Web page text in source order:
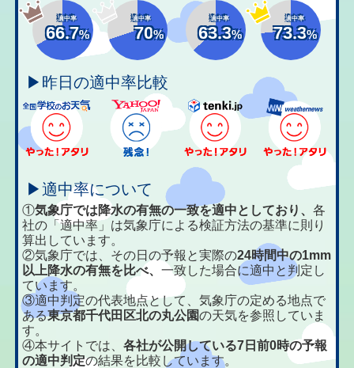
適中率
66.7%
適中率
70%
適中率
63.3%
適中率
73.3%
▶昨日の適中率比較
▶適中率について
①気象庁では降水の有無の一致を適中としており、各
社の「適中率」は気象庁による検証方法の基準に則り
算出しています。
②気象庁では、その日の予報と実際の24時間中の1mm
以上降水の有無を比べ、一致した場合に適中と判定し
ています。
③適中判定の代表地点として、気象庁の定める地点で
ある東京都千代田区北の丸公園の天気を参照していま
す。
④本サイトでは、各社が公開している7日前0時の予報
の適中判定の結果を比較しています。